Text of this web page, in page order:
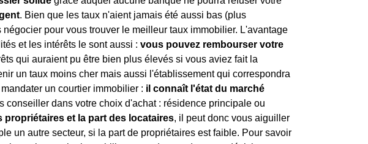
. Bien que les taux n'aient jamais été aussi bas (plus
pour vous trouver le meilleur taux immobilier. L'avantage
et les intérêts le sont aussi : vous pouvez rembourser votre
qui auraient pu être bien plus élevés si vous aviez fait la
un taux moins cher mais aussi l'établissement qui correspondra
un courtier immobilier : il connaît l'état du marché
conseiller dans votre choix d'achat : résidence principale ou
propriétaires et la part des locataires, il peut donc vous aiguiller
un autre secteur, si la part de propriétaires est faible. Pour savoir